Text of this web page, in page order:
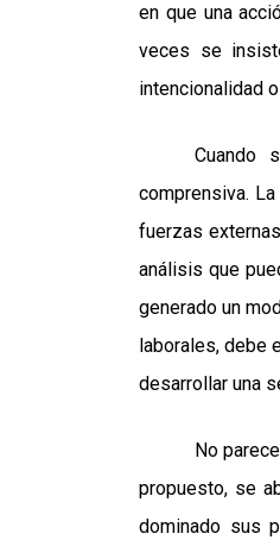
en que una
veces se
intencionalidad
Cuando
comprensiva.
fuerzas
análisis que
generado un
laborales, debe
desarrollar una
No
propuesto, se
dominado sus